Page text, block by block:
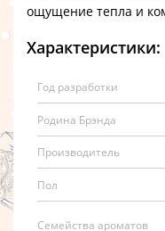
ощущение тепла и
Характеристики:
Год разработки
Родина Брэнда
Производитель
Пол
Семейства ароматов